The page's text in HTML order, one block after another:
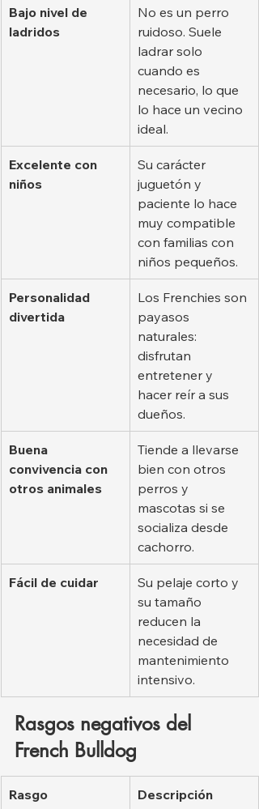
Bajo nivel de
ladridos
No es un perro
ruidoso. Suele
ladrar solo
cuando es
necesario, lo que
lo hace un vecino
ideal.
Excelente con
niños
Su carácter
juguetón y
paciente lo hace
muy compatible
con familias con
niños pequeños.
Personalidad
divertida
Los Frenchies son
payasos
naturales:
disfrutan
entretener y
hacer reír a sus
dueños.
Buena
convivencia con
otros animales
Tiende a llevarse
bien con otros
perros y
mascotas si se
socializa desde
cachorro.
Fácil de cuidar
Su pelaje corto y
su tamaño
reducen la
necesidad de
mantenimiento
intensivo.
Rasgos negativos del
French Bulldog
Rasgo Descripción